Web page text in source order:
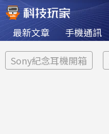
最新文章 手機通訊
Sony紀念耳機開箱